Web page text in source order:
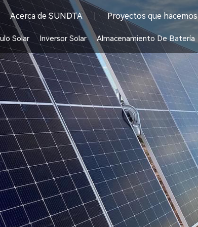
Acerca de SUNDTA Proyectos que hacemos
Solar Inversor Solar Almacenamiento De Batería